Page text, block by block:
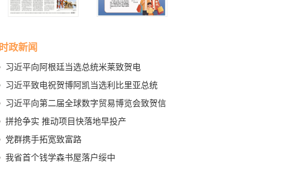
时政新闻
习近平向阿根廷当选总统米莱致贺电
习近平致电祝贺博阿凯当选利比里亚总统
习近平向第二届全球数字贸易博览会致贺信
拼抢争实 推动项目快落地早投产
党群携手拓宽致富路
我省首个钱学森书屋落户绥中